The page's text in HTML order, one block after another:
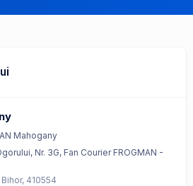
Mahogany
Nr. 3G, Fan Courier FROGMAN -
410554